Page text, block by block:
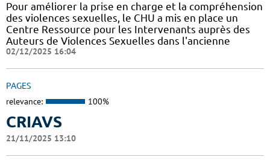
Pour améliorer la prise en charge et la compréhension
des violences sexuelles, le CHU a mis en place un
Centre Ressource pour les Intervenants auprès des
Auteurs de Violences Sexuelles dans l'ancienne
02/12/2025 16:04
PAGES
relevance: 100%
CRIAVS
21/11/2025 13:10